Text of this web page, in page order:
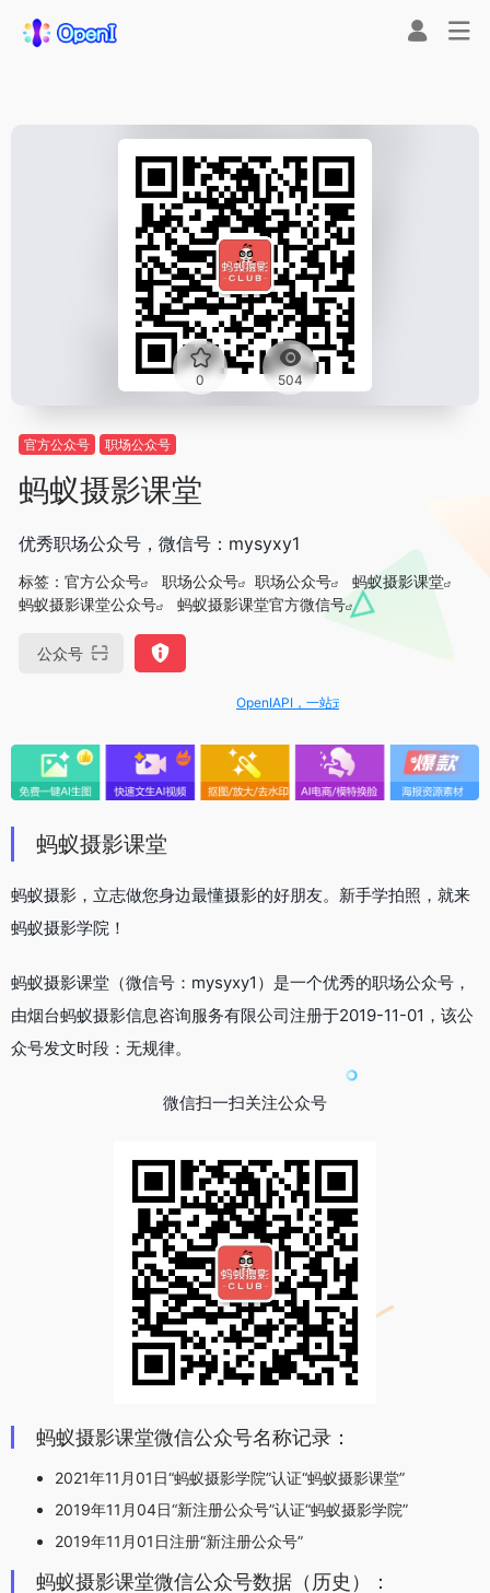
0 504
官方公众号 职场公众号
蚂蚁摄影课堂
优秀职场公众号，微信号：mysyxy1
标签： 官方公众号 职场公众号 职场公众号
蚂蚁摄影课堂
蚂蚁摄影课堂公众号
蚂蚁摄影课堂官方微信号
公众号
OpenIAPI，一站式大模型API聚合平台
蚂蚁摄影课堂
蚂蚁摄影，立志做您身边最懂摄影的好朋友。新手学拍照，就来
蚂蚁摄影学院！
蚂蚁摄影课堂（微信号：mysyxy1）是一个优秀的职场公众号，
由烟台蚂蚁摄影信息咨询服务有限公司注册于2019-11-01，该公
众号发文时段：无规律。
微信扫一扫关注公众号
蚂蚁摄影课堂微信公众号名称记录：
2021年11月01日“蚂蚁摄影学院”认证“蚂蚁摄影课堂”
2019年11月04日“新注册公众号”认证“蚂蚁摄影学院”
2019年11月01日注册“新注册公众号”
蚂蚁摄影课堂微信公众号数据（历史）：